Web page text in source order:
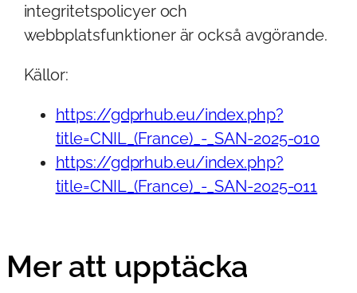
integritetspolicyer och
webbplatsfunktioner är också avgörande.
Källor:
https://gdprhub.eu/index.php?
title=CNIL_(France)_-_SAN-2025-010
https://gdprhub.eu/index.php?
title=CNIL_(France)_-_SAN-2025-011
Mer att upptäcka